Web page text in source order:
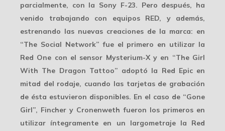
parcialmente, con la Sony F-23. Pero después, ha
venido trabajando con equipos RED, y además,
estrenando las nuevas creaciones de la marca: en
“The Social Network” fue el primero en utilizar la
Red One con el sensor Mysterium-X y en “The Girl
With The Dragon Tattoo” adoptó la Red Epic en
mitad del rodaje, cuando las tarjetas de grabación
de ésta estuvieron disponibles. En el caso de “Gone
Girl”, Fincher y Cronenweth fueron los primeros en
utilizar íntegramente en un largometraje la Red